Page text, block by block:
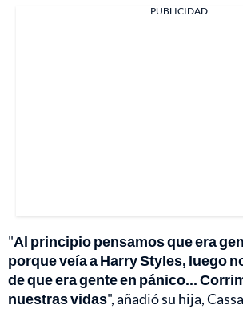
PUBLICIDAD
"Al principio pensamos que era
porque veía a Harry Styles, luego
de que era gente en pánico...
nuestras vidas", añadió su hija,